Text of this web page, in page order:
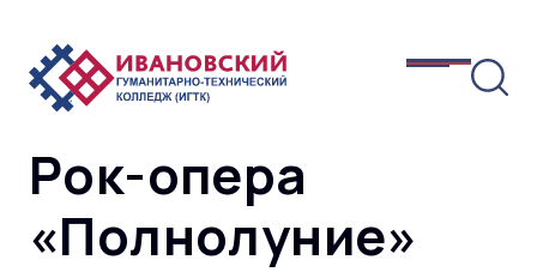
Рок-опера
«Полнолуние»